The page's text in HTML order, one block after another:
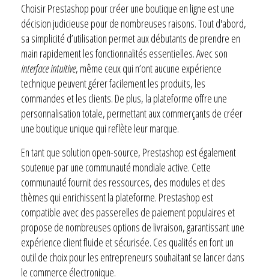
Choisir Prestashop pour créer une boutique en ligne est une
décision judicieuse pour de nombreuses raisons. Tout d'abord,
sa simplicité d’utilisation permet aux débutants de prendre en
main rapidement les fonctionnalités essentielles. Avec son
interface intuitive, même ceux qui n’ont aucune expérience
technique peuvent gérer facilement les produits, les
commandes et les clients. De plus, la plateforme offre une
personnalisation totale, permettant aux commerçants de créer
une boutique unique qui reflète leur marque.
En tant que solution open-source, Prestashop est également
soutenue par une communauté mondiale active. Cette
communauté fournit des ressources, des modules et des
thèmes qui enrichissent la plateforme. Prestashop est
compatible avec des passerelles de paiement populaires et
propose de nombreuses options de livraison, garantissant une
expérience client fluide et sécurisée. Ces qualités en font un
outil de choix pour les entrepreneurs souhaitant se lancer dans
le commerce électronique.